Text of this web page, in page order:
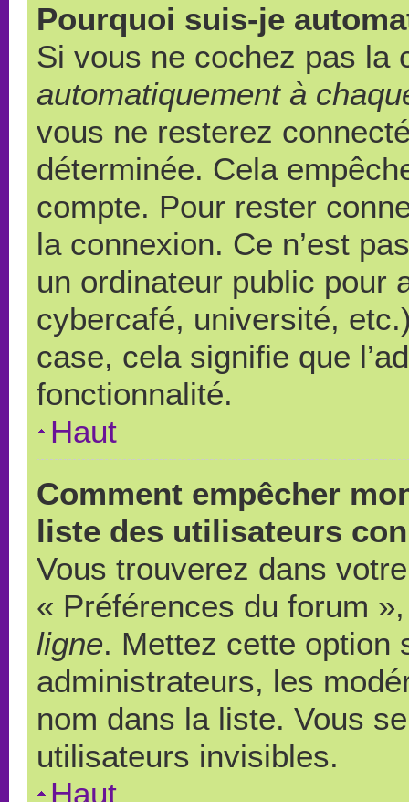
Pourquoi suis-je
Si vous ne cochez pas la
automatiquement à
vous ne resterez
déterminée. Cela
compte. Pour rester
la connexion. Ce n’est
un ordinateur public pour
cybercafé, université,
case, cela signifie que
fonctionnalité.
Haut
Comment empêcher
liste des utilisateurs
Vous trouverez dans
« Préférences du forum
ligne. Mettez cette option
administrateurs, les
nom dans la liste. Vous
utilisateurs invisibles.
Haut